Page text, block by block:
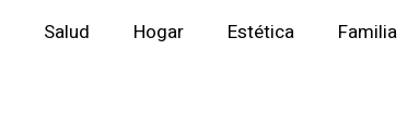
Salud Hogar Estética Familia